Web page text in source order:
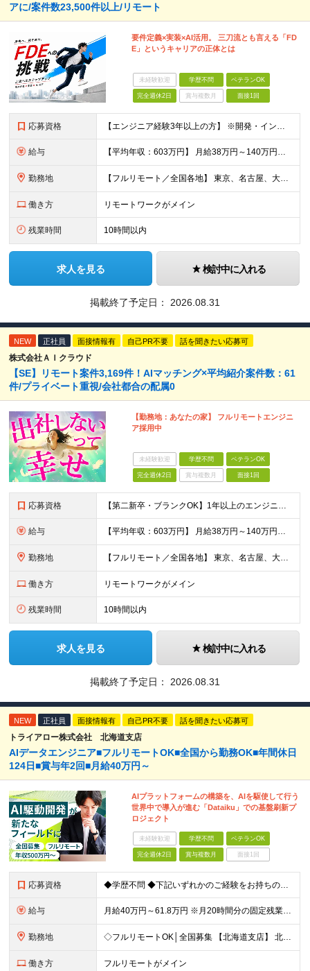
アに/案件数23,500件以上/リモート
要件定義×実装×AI活用。 三刀流とも言える「FD
E」というキャリアの正体とは
未経験歓迎 学歴不問 ベテランOK
完全週休2日 賞与複数月 面接1回
応募資格 【エンジニア経験3年以上の方】 ※開発・インフラ・工程・言語一切不問 ※文理・学歴不問 【歓迎条件】 ◆Python実務経験がある方 ◆LLM・生成AIを使った開発経験がある方 ◆要件定義・顧客折衝
給与 【平均年収：603万円】 月給38万円～140万円＋諸手当（経験者） 【平均年収603万円】 ※案件の契約内容や昇給額などはすべて開示します。 ※経験や能力を考慮し決定します。 ※月給には固定残業
勤務地 【フルリモート／全国各地】 東京、名古屋、大阪、福岡を中心とした全国のプロジェクトにアサイン。 ※プロジェクトは完全選択制です。 ※フルリモート、ハイブリッド型、常駐案件から自由に選択可能です。 ※転
働き方 リモートワークがメイン
残業時間 10時間以内
求人を見る 検討中に入れる
掲載終了予定日： 2026.08.31
NEW 正社員 面接情報有 自己PR不要 話を聞きたい応募可
株式会社ＡＩクラウド
【SE】リモート案件3,169件！AIマッチング×平均紹介案件数：61
件/プライベート重視/会社都合の配属0
【勤務地：あなたの家】 フルリモートエンジニ
ア採用中
未経験歓迎 学歴不問 ベテランOK
完全週休2日 賞与複数月 面接1回
応募資格 【第二新卒・ブランクOK】1年以上のエンジニア経験がある方(開発・インフラ・工程・言語一切不問） 文理・学歴不問 【歓迎条件】 ◆AI・クラウド案件に参画したい方 ◆下流工程から上流工程へステップア
給与 【平均年収：603万円】 月給38万円～140万円＋諸手当（経験者） 【平均年収603万円】 ※案件の契約内容や昇給額などはすべて開示します。 ※経験や能力を考慮し決定します。 ※月給には固定残業
勤務地 【フルリモート／全国各地】 東京、名古屋、大阪、福岡を中心とした全国のプロジェクトにアサイン。 ※プロジェクトは完全選択制です。 ※フルリモート、ハイブリッド型、常駐案件から自由に選択可能です。 ※転
働き方 リモートワークがメイン
残業時間 10時間以内
求人を見る 検討中に入れる
掲載終了予定日： 2026.08.31
NEW 正社員 面接情報有 自己PR不要 話を聞きたい応募可
トライアロー株式会社 北海道支店
AIデータエンジニア■フルリモートOK■全国から勤務OK■年間休日
124日■賞与年2回■月給40万円～
AIプラットフォームの構築を、AIを駆使して行う
世界中で導入が進む「Dataiku」での基盤刷新プ
ロジェクト
未経験歓迎 学歴不問 ベテランOK
完全週休2日 賞与複数月 面接1回
応募資格 ◆学歴不問 ◆下記いずれかのご経験をお持ちの方 ・Webアプリケーション開発の実務経験（目安：7年以上） ・要件定義・基本設計など、上流工程の経験（目安：3年以上） ・Pythonでの開発経験（目安：
給与 月給40万円～61.8万円 ※月20時間分の固定残業代（58,000円～）を含む。超過時間分を別途支給 ※年齢、経験、スキル、前職給与などを考慮のうえ、決定いたします。 ※試用期間6ヶ月あり。期間中
勤務地 ◇フルリモートOK│全国募集 【北海道支店】 北海道札幌市中央区南一条西2丁目5番地 ※(変更の範囲)上記を除く当社関連勤務地 ※通勤不要
働き方 フルリモートがメイン